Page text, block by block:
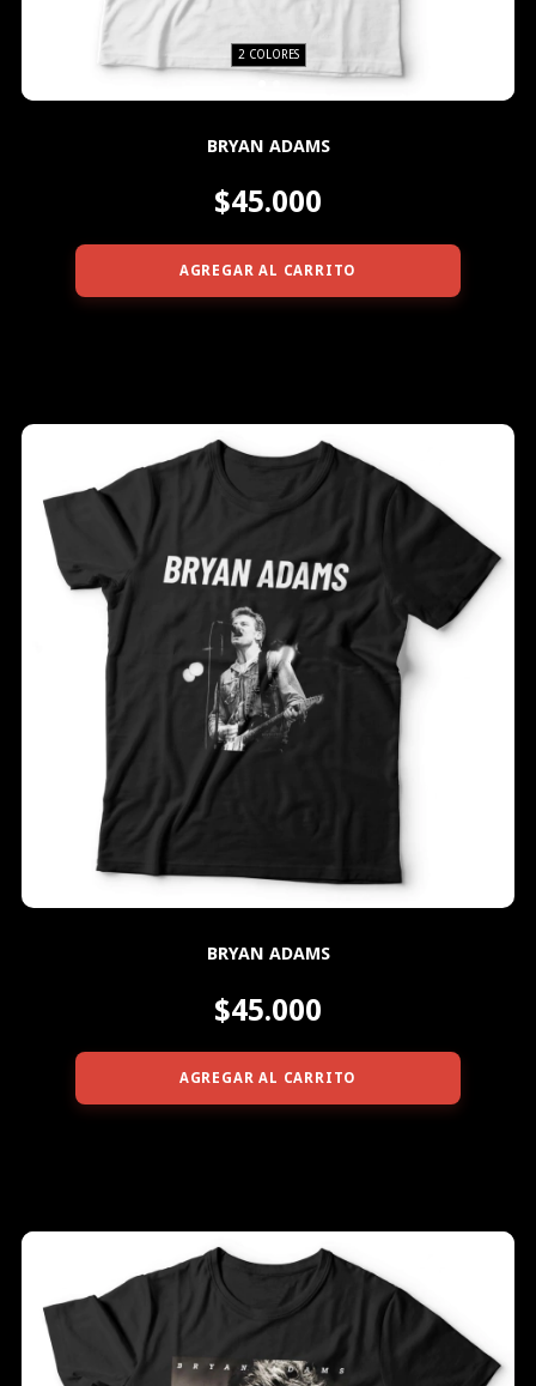
2 COLORES
BRYAN ADAMS
$45.000
AGREGAR AL CARRITO
BRYAN ADAMS
$45.000
AGREGAR AL CARRITO